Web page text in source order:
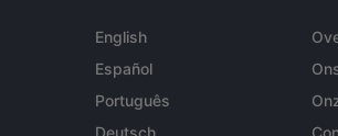
English
Español
Português
Deutsch